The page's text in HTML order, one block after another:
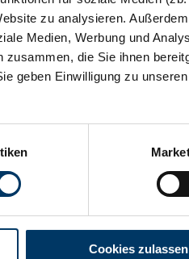
zu analysieren.
Medien, Werbung und
die Sie ihnen
geben Einwilligung zu
Cookies zulassen
Lohnexperte AG
Lutherstraße 7
06842 Dessau-Roßlau